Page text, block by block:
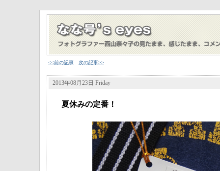
<<前の記事 次の記事>>
2013年08月23日 Friday
夏休みの定番！